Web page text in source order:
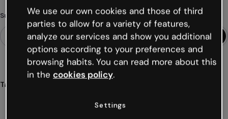
Suchst du etwas anderes?
Tags
We use our own cookies and those of third
parties to allow for a variety of features,
analyze our services and show you additional
options according to your preferences and
browsing habits. You can read more about this
in the cookies policy.
Settings